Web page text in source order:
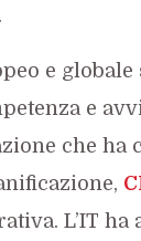
e globale
e
che ha
L’IT ha